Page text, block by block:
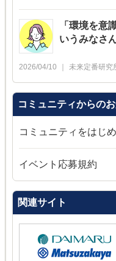
「環境を意
いうみなさ
2026/04/10 未来定番研究
コミュニティからの
コミュニティをはじ
イベント応募規約
関連サイト